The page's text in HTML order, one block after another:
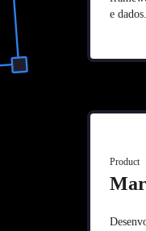
e dados.
Product